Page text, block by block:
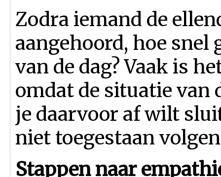
Zodra iemand de
aangehoord, hoe snel
van de dag? Vaak is
omdat de situatie van
je daarvoor af wilt
niet toegestaan
Stappen naar